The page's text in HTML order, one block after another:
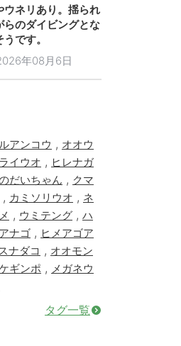
ウネリあり。揺られ
らのダイビングとな
うです。
年08月6日
アンコウ , オオウ
イウオ , ヒレナガ
だいちゃん , クマ
, カミソリウオ , ネ
, ウミテング , ハ
ナゴ , ヒメアゴア
スナダコ , オオモン
ギンポ , メガネウ
タグ一覧